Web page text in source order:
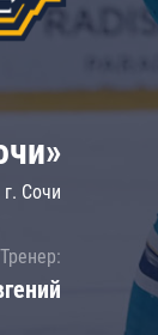
Локомотив
ЦСКА
Шанхайские
г. Сочи
Тренер: